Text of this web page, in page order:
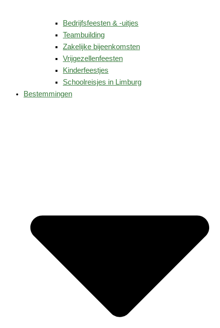
Bedrijfsfeesten & -uitjes
Teambuilding
Zakelijke bijeenkomsten
Vrijgezellenfeesten
Kinderfeestjes
Schoolreisjes in Limburg
Bestemmingen